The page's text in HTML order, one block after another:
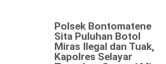
Polsek Bontomatene
Sita Puluhan Botol
Miras Ilegal dan Tuak,
Kapolres Selayar